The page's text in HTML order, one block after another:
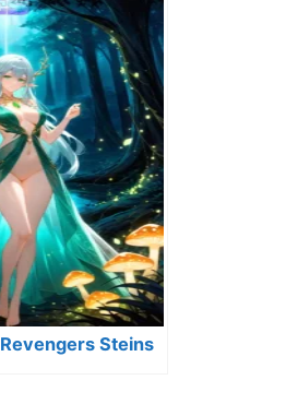
Steins